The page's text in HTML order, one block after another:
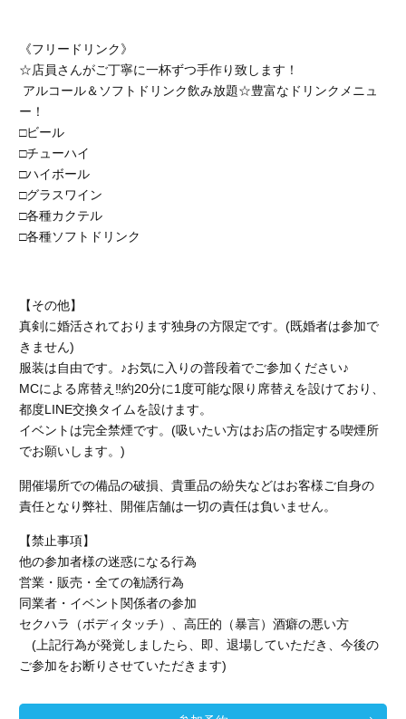
《フリードリンク》
☆店員さんがご丁寧に一杯ずつ手作り致します！
アルコール＆ソフトドリンク飲み放題☆豊富なドリンクメニュ
ー！
□ビール
□チューハイ
□ハイボール
□グラスワイン
□各種カクテル
□各種ソフトドリンク
【その他】
真剣に婚活されております独身の方限定です。(既婚者は参加で
きません)
服装は自由です。♪お気に入りの普段着でご参加ください♪
MCによる席替え‼︎約20分に1度可能な限り席替えを設けており、
都度LINE交換タイムを設けます。
イベントは完全禁煙です。(吸いたい方はお店の指定する喫煙所
でお願いします。)
開催場所での備品の破損、貴重品の紛失などはお客様ご自身の
責任となり弊社、開催店舗は一切の責任は負いません。
【禁止事項】
他の参加者様の迷惑になる行為
営業・販売・全ての勧誘行為
同業者・イベント関係者の参加
セクハラ（ボディタッチ）、高圧的（暴言）酒癖の悪い方
(上記行為が発覚しましたら、即、退場していただき、今後の
ご参加をお断りさせていただきます)